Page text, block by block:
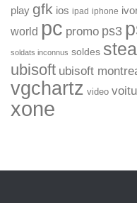
play gfk ios ipad iphone
world pc promo ps3
soldats inconnus soldes
ubisoft ubisoft
vgchartz video
xone